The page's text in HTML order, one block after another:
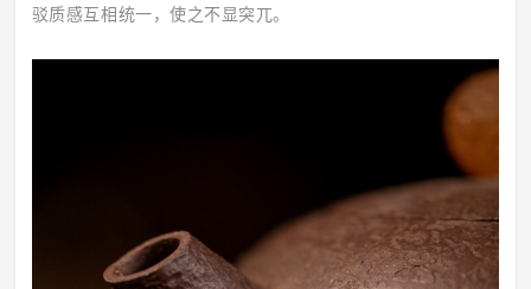
驳质感互相统一，使之不显突兀。